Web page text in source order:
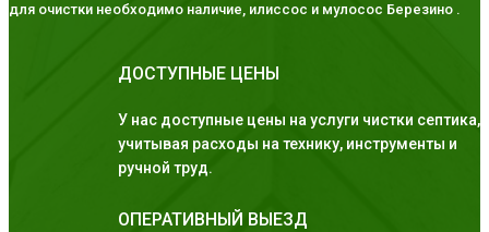
для очистки необходимо наличие, илиссос и мулосос Березино .
ДОСТУПНЫЕ ЦЕНЫ
У нас доступные цены на услуги чистки септика,
учитывая расходы на технику, инструменты и
ручной труд.
ОПЕРАТИВНЫЙ ВЫЕЗД